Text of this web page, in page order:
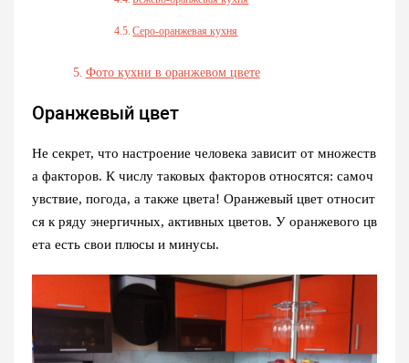
Серо-оранжевая кухня
Фото кухни в оранжевом цвете
Оранжевый цвет
Не секрет, что настроение человека зависит от множеств
а факторов. К числу таковых факторов относятся: самоч
увствие, погода, а также цвета! Оранжевый цвет относит
ся к ряду энергичных, активных цветов. У оранжевого цв
ета есть свои плюсы и минусы.